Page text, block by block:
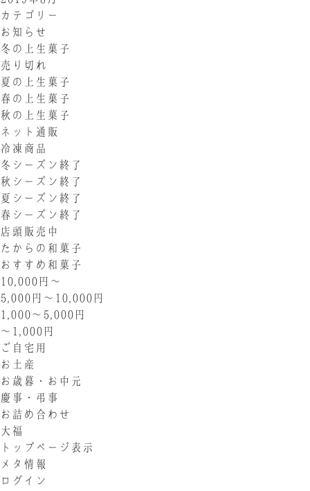
カテゴリー
お知らせ
冬の上生菓子
売り切れ
夏の上生菓子
春の上生菓子
秋の上生菓子
ネット通販
冷凍商品
冬シーズン終了
秋シーズン終了
夏シーズン終了
春シーズン終了
店頭販売中
たからの和菓子
おすすめ和菓子
10,000円〜
5,000円〜10,000円
1,000〜5,000円
〜1,000円
ご自宅用
お土産
お歳暮・お中元
慶事・弔事
お詰め合わせ
大福
トップページ表示
メタ情報
ログイン